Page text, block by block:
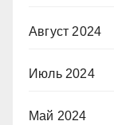
Август 2024
Июль 2024
Май 2024